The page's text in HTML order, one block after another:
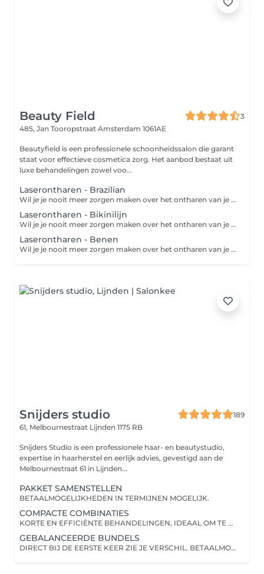
Beauty Field
3
485, Jan Tooropstraat Amsterdam 1061AE
Beautyfield is een professionele schoonheidssalon die garant
staat voor effectieve cosmetica zorg. Het aanbod bestaat uit
luxe behandelingen zowel voo...
Laserontharen - Brazilian
Wil je je nooit meer zorgen maken over het ontharen van je benen, oksels, bikinilijn, etc.? Dan is laserontharen de oplossing! Laseren is een ontharingsmethode waarbij de haren definitief worden verwijderd. Tijdens een laserbehandeling wordt er een zeer krachtige lichtstraal uitgezonden waardoor de haarzakjes vernietigd worden. De haarzakjes zijn vernietigd na 6 tot 10 laserbehandelingen. Het resultaat is een definitieve zijdezachte huid!
Laserontharen - Bikinilijn
Wil je je nooit meer zorgen maken over het ontharen van je benen, oksels, bikinilijn, etc.? Dan is laserontharen de oplossing! Laseren is een ontharingsmethode waarbij de haren definitief worden verwijderd. Tijdens een laserbehandeling wordt er een zeer krachtige lichtstraal uitgezonden waardoor de haarzakjes vernietigd worden. De haarzakjes zijn vernietigd na 6 tot 10 laserbehandelingen. Het resultaat is een definitieve zijdezachte huid!
Laserontharen - Benen
Wil je je nooit meer zorgen maken over het ontharen van je benen, oksels, bikinilijn, etc.? Dan is laserontharen de oplossing! Laseren is een ontharingsmethode waarbij de haren definitief worden verwijderd. Tijdens een laserbehandeling wordt er een zeer krachtige lichtstraal uitgezonden waardoor de haarzakjes vernietigd worden. De haarzakjes zijn vernietigd na 6 tot 10 laserbehandelingen. Het resultaat is een definitieve zijdezachte huid!
Snijders studio
189
61, Melbournestraat Lijnden 1175 RB
Snijders Studio is een professionele haar- en beautystudio,
expertise in haarherstel en eerlijk advies, gevestigd aan de
Melbournestraat 61 in Lijnden...
PAKKET SAMENSTELLEN
BETAALMOGELIJKHEDEN IN TERMIJNEN MOGELIJK.
COMPACTE COMBINATIES
KORTE EN EFFICIËNTE BEHANDELINGEN, IDEAAL OM TE STARTEN OF TE ONDERHOUDEN. BETAALMOGELIJKHEDEN IN TERMIJNEN MOGELIJK.
GEBALANCEERDE BUNDELS
DIRECT BIJ DE EERSTE KEER ZIE JE VERSCHIL. BETAALMOGELIJKHEDEN IN TERMIJNEN MOGELIJK.